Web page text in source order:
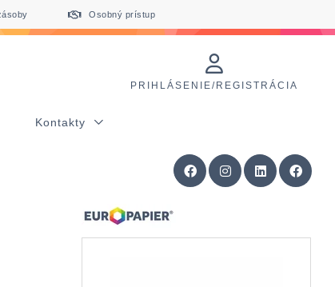
Osobný prístup
PRIHLÁSENIE/REGISTRÁCIA
Kontakty